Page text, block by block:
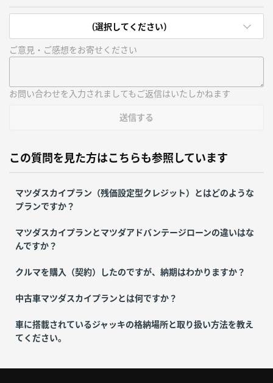
(選択してください)
ご意見・ご感想をお寄せください
お問い合わせを入力されましてもご返信はいたしかねます
送信する
この質問を見た方はこちらも参照しています
マツダスカイプラン（残価設定型クレジット）とはどのような
プランですか？
マツダスカイプランとマツダアドバンテージローンの違いはな
んですか？
クルマを購入（契約）したのですが、納期はわかりますか？
中古車マツダスカイプランとは何ですか？
車に搭載されているジャッキの格納場所と取り扱い方法を教え
てください。